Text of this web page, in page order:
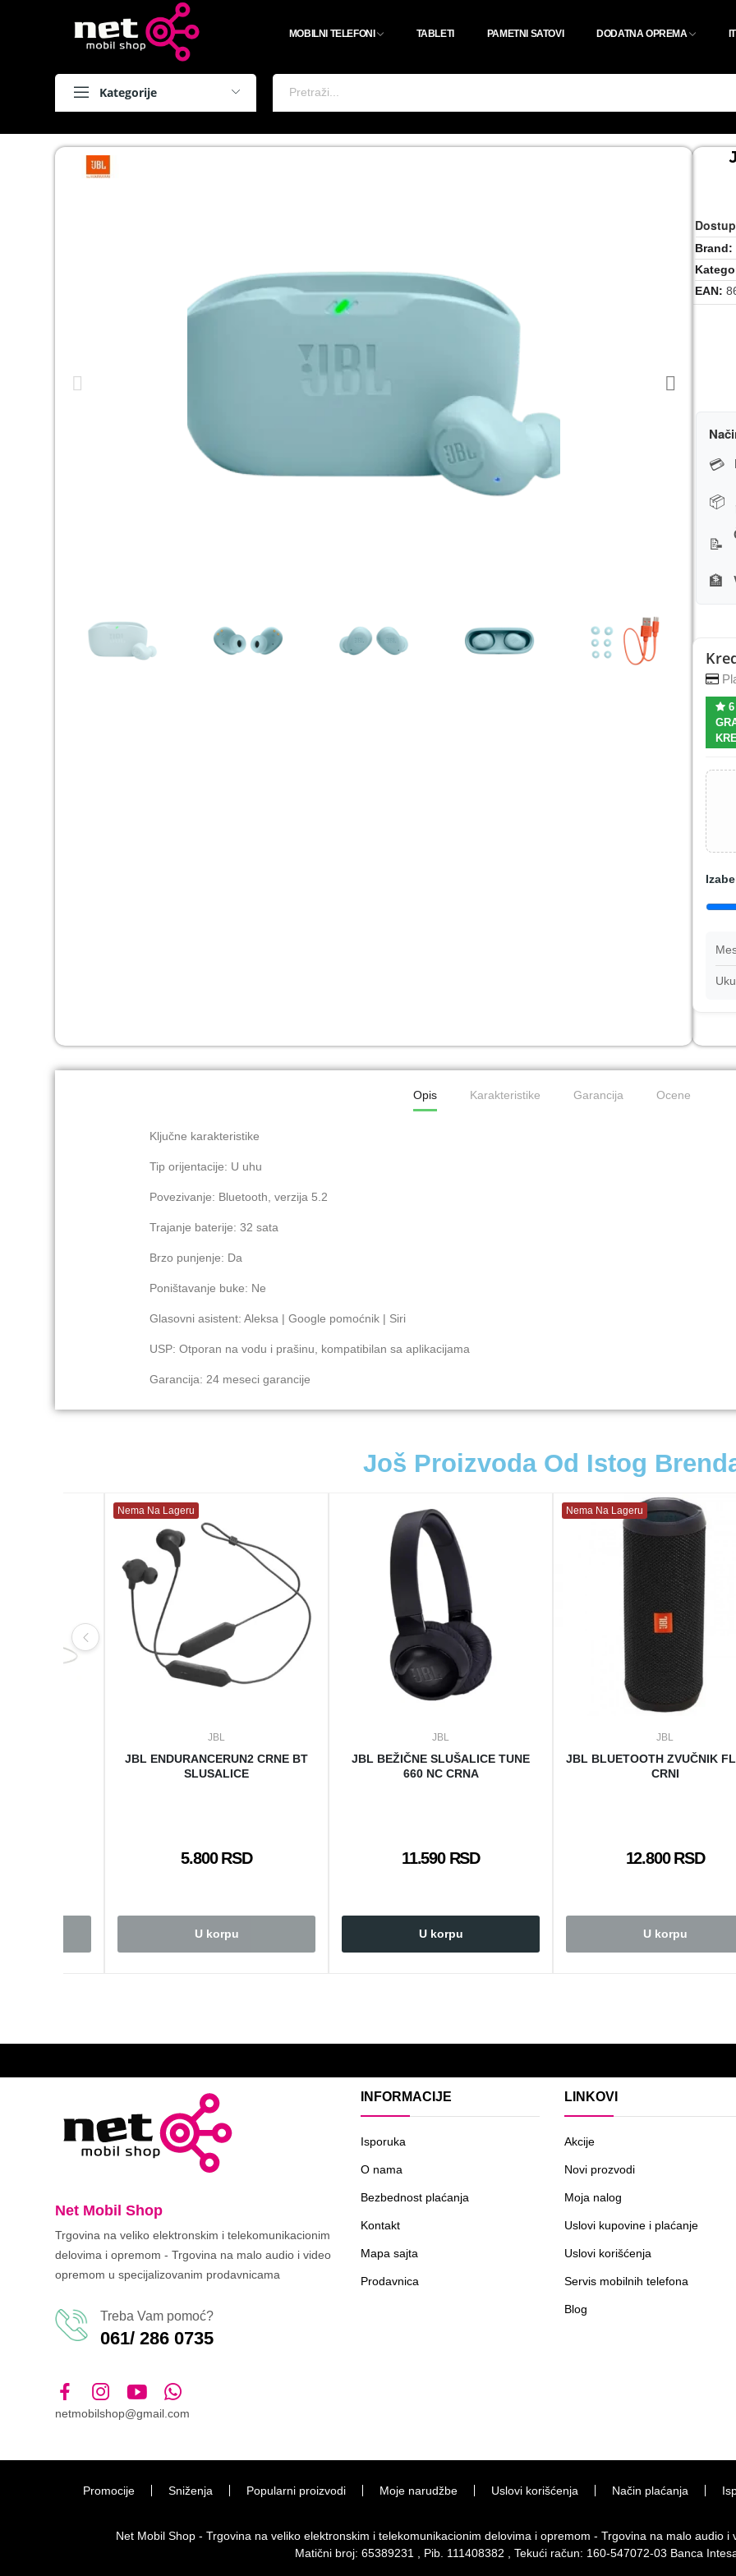
MOBILNI TELEFONI TABLETI PAMETNI SATOVI DODATNA OPREMA
Kategorije
Brand
EAN
💳
📦
📝
🏦
6
Opis Karakteristike Garancija Ocene
Ključne karakteristike
Tip orijentacije: U uhu
Povezivanje: Bluetooth, verzija 5.2
Trajanje baterije: 32 sata
Brzo punjenje: Da
Poništavanje buke: Ne
Glasovni asistent: Aleksa | Google pomoćnik | Siri
USP: Otporan na vodu i prašinu, kompatibilan sa aplikacijama
Garancija: 24 meseci garancije
Još Proizvoda Od Istog
Nema Na Lageru
JBL
JBL ENDURANCERUN2 CRNE BT
SLUSALICE
5.800 RSD
U korpu
JBL
JBL BEŽIČNE SLUŠALICE TUNE
660 NC CRNA
11.590 RSD
U korpu
Nema Na Lageru
JBL
JBL BLUETOOTH ZVUČNIK
CRNI
12.800 RSD
U korpu
Net Mobil Shop
Trgovina na veliko elektronskim i telekomunikacionim
delovima i opremom - Trgovina na malo audio i video
opremom u specijalizovanim prodavnicama
Treba Vam pomoć?
061/ 286 0735
netmobilshop@gmail.com
INFORMACIJE
Isporuka
O nama
Bezbednost plaćanja
Kontakt
Mapa sajta
Prodavnica
LINKOVI
Akcije
Novi prozvodi
Moja nalog
Uslovi kupovine i plaćanje
Uslovi korišćenja
Servis mobilnih telefona
Blog
Promocije Sniženja Popularni proizvodi Moje narudžbe Uslovi korišćenja Način plaćanja
Net Mobil Shop - Trgovina na veliko elektronskim i telekomunikacionim delovima i opremom - Trgovina na malo audio
Matični broj: 65389231 , Pib. 111408382 , Tekući račun: 160-547072-03 Banca